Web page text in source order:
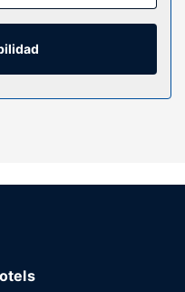
está provisto de
y artículos de higiene
se incluyen
con y llamadas
terraza en la azotea